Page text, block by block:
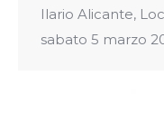
Ilario Alicante,
sabato 5 marzo